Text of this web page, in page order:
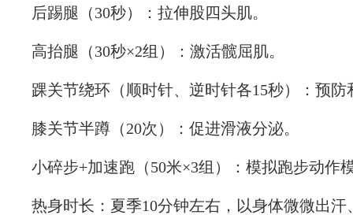
后踢腿（30秒）：拉伸股四头肌。
高抬腿（30秒×2组）：激活髋屈肌。
踝关节绕环（顺时针、逆时针各15秒）：预防
膝关节半蹲（20次）：促进滑液分泌。
小碎步+加速跑（50米×3组）：模拟跑步动作
热身时长：夏季10分钟左右，以身体微微出汗